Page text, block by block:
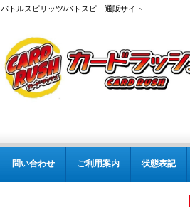
バトルスピリッツ/バトスピ 通販サイト
問い合わせ ご利用案内 状態表記